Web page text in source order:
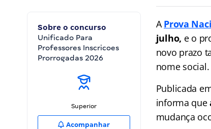
Sobre o concurso
Unificado Para
Professores Inscricoes
Prorrogadas 2026
Superior
Acompanhar
AProva
julho, e o
novo prazo
nome social.
Publicada
informa que
mudança